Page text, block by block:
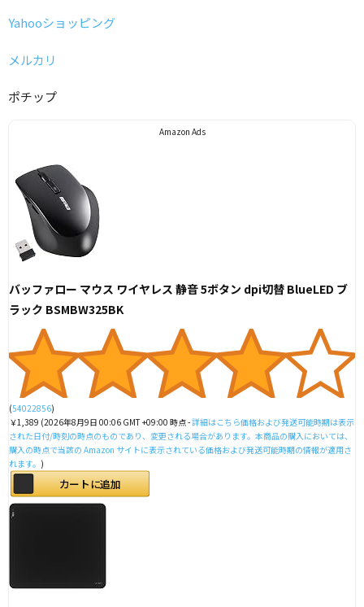
Yahooショッピング
メルカリ
ポチップ
Amazon Ads
バッファロー マウス ワイヤレス 静音 5ボタン dpi切替 BlueLED ブ
ラック BSMBW325BK
(54022856)
￥1,389 (2026年8月9日 00:06 GMT +09:00 時点 -詳細はこちら価格および発送可能時期は表示
された日付/時刻の時点のものであり、変更される場合があります。本商品の購入においては、
購入の時点で当該の Amazon サイトに表示されている価格および発送可能時期の情報が適用さ
れます。 )
カートに追加